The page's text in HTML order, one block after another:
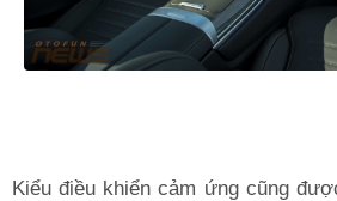
Kiểu điều khiển cảm ứng cũng